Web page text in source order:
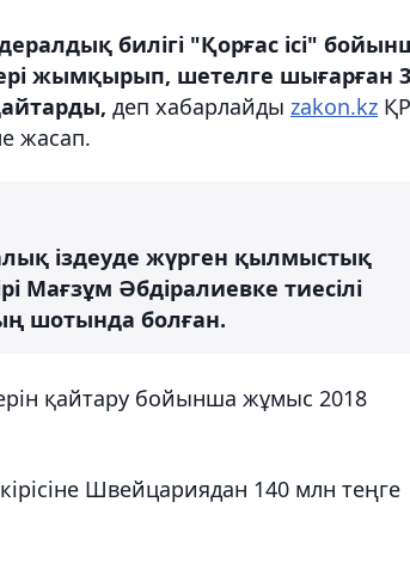
билігі "Қорғас ісі"
жымқырып, шетелге шығарған
деп хабарлайды zakon.kz ҚР
жасап.
іздеуде жүрген қылмыстық
Мағзұм Әбдіралиевке тиесілі
шотында болған.
қайтару бойынша жұмыс 2018
Швейцариядан 140 млн теңге